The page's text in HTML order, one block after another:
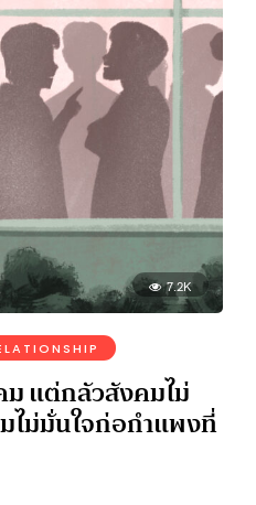
7.2K
ม แต่กลัวสังคมไม่
มไม่มั่นใจก่อกำแพงที่